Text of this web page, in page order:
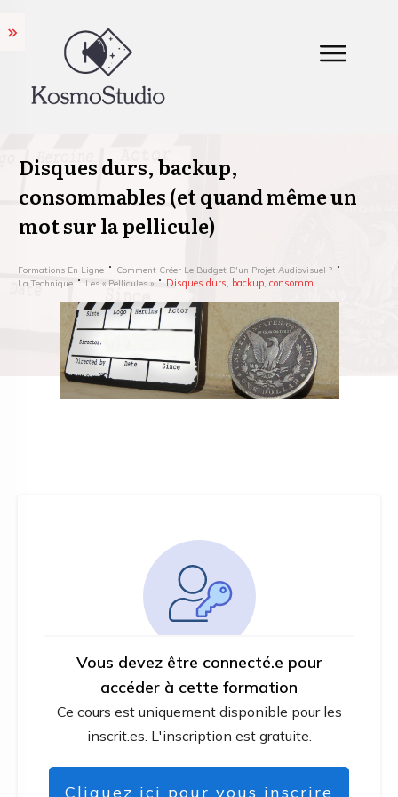
Disques durs, backup,
consommables (et quand même un
mot sur la pellicule)
Formations En Ligne
Comment Créer Le Budget D'un Projet Audiovisuel ?
La Technique
Les « Pellicules »
Vous devez être connecté.e pour
accéder à cette formation
Ce cours est uniquement disponible pour les
inscrit.es. L'inscription est gratuite.
Cliquez ici pour vous inscrire